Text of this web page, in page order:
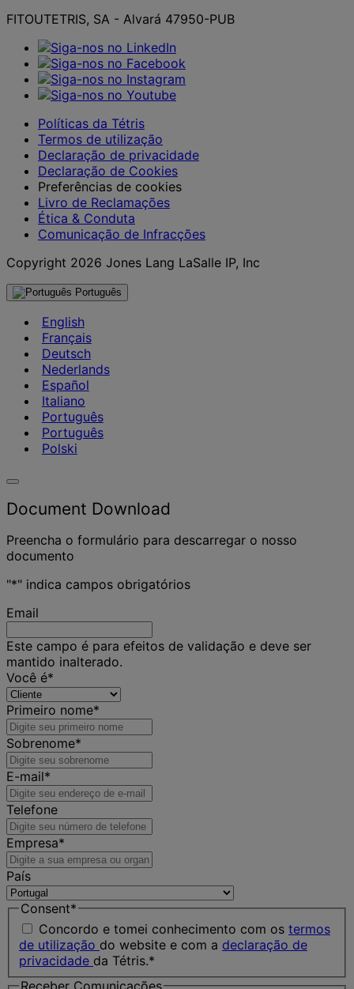
FITOUTETRIS, SA - Alvará 47950-PUB
Políticas da Tétris
Termos de utilização
Declaração de privacidade
Declaração de Cookies
Preferências de cookies
Livro de Reclamações
Ética & Conduta
Comunicação de Infracções
Copyright 2026 Jones Lang LaSalle IP, Inc
Português
English
Français
Deutsch
Nederlands
Español
Italiano
Português
Português
Polski
Document Download
Preencha o formulário para descarregar o nosso
documento
"*" indica campos obrigatórios
Email
Este campo é para efeitos de validação e deve ser
mantido inalterado.
Você é*
Primeiro nome*
Sobrenome*
E-mail*
Telefone
Empresa*
País
Consent*
Concordo e tomei conhecimento com os termos
de utilização do website e com a declaração de
privacidade da Tétris.*
Receber Comunicações